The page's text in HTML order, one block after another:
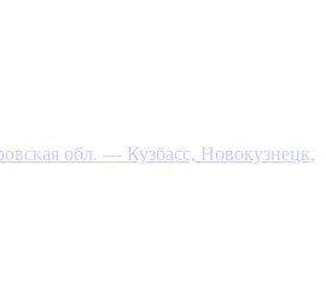
обл. — Кузбасс, Новокузнецк,